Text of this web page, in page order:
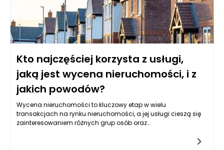
transportowanych towarów. To sprawia, że nawet w branżach
o wysokim ryzyku uszkodzeń, paletyzator stanowi realne
wsparcie dla produkcji i logistyki.
Kto najczęściej korzysta z usługi,
jaką jest wycena nieruchomości, i z
jakich powodów?
Wycena nieruchomości to kluczowy etap w wielu
transakcjach na rynku nieruchomości, a jej usługi cieszą się
zainteresowaniem różnych grup osób oraz
nieruchomości, kupujący, sprzedający, inwestorzy, banki oraz